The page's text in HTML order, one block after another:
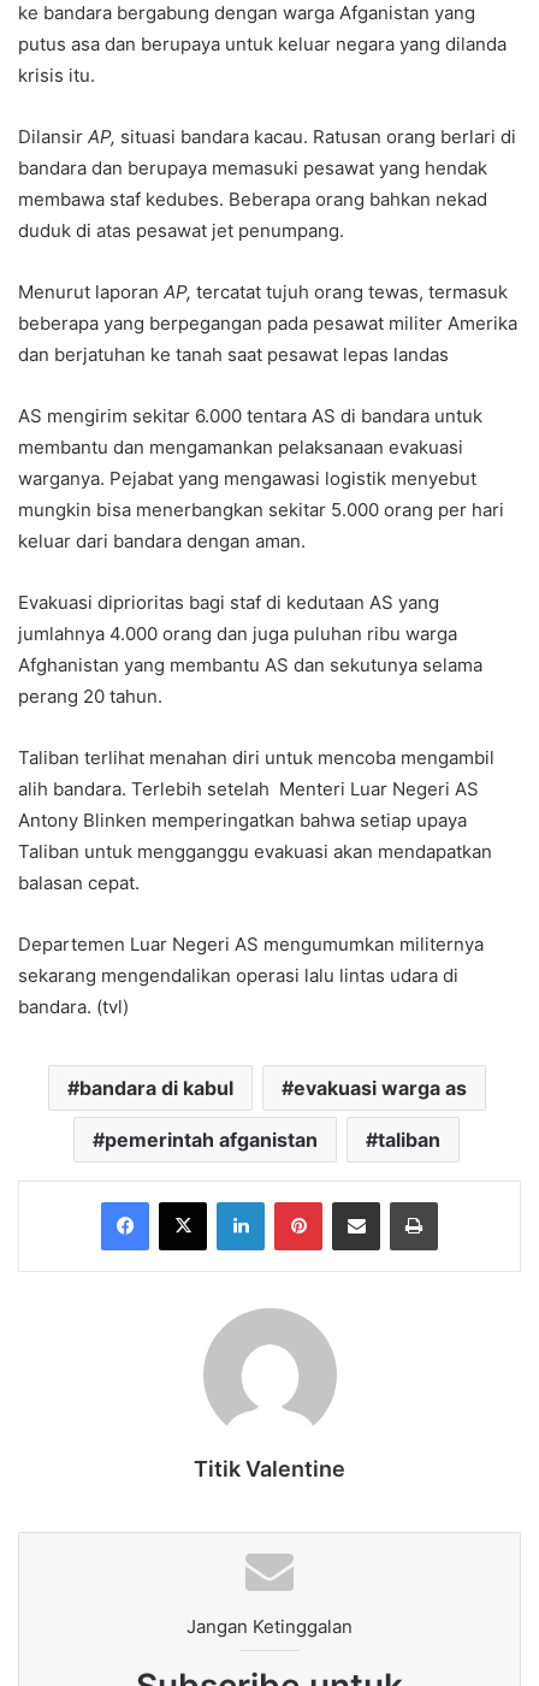
ke bandara bergabung dengan warga Afganistan yang
putus asa dan berupaya untuk keluar negara yang dilanda
krisis itu.
Dilansir AP, situasi bandara kacau. Ratusan orang berlari di
bandara dan berupaya memasuki pesawat yang hendak
membawa staf kedubes. Beberapa orang bahkan nekad
duduk di atas pesawat jet penumpang.
Menurut laporan AP, tercatat tujuh orang tewas, termasuk
beberapa yang berpegangan pada pesawat militer Amerika
dan berjatuhan ke tanah saat pesawat lepas landas
AS mengirim sekitar 6.000 tentara AS di bandara untuk
membantu dan mengamankan pelaksanaan evakuasi
warganya. Pejabat yang mengawasi logistik menyebut
mungkin bisa menerbangkan sekitar 5.000 orang per hari
keluar dari bandara dengan aman.
Evakuasi diprioritas bagi staf di kedutaan AS yang
jumlahnya 4.000 orang dan juga puluhan ribu warga
Afghanistan yang membantu AS dan sekutunya selama
perang 20 tahun.
Taliban terlihat menahan diri untuk mencoba mengambil
alih bandara. Terlebih setelah Menteri Luar Negeri AS
Antony Blinken memperingatkan bahwa setiap upaya
Taliban untuk mengganggu evakuasi akan mendapatkan
balasan cepat.
Departemen Luar Negeri AS mengumumkan militernya
sekarang mengendalikan operasi lalu lintas udara di
bandara. (tvl)
bandara di kabul evakuasi warga as
pemerintah afganistan taliban
Facebook
X LinkedInPinterestShare via Email Print
Titik Valentine
Jangan Ketinggalan